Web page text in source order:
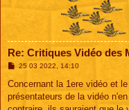
Re: Critiques Vidéo des
M
s
a
g
25 03 2022, 14:10
Concernant la 1ere vidéo et
présentateurs de la vidéo